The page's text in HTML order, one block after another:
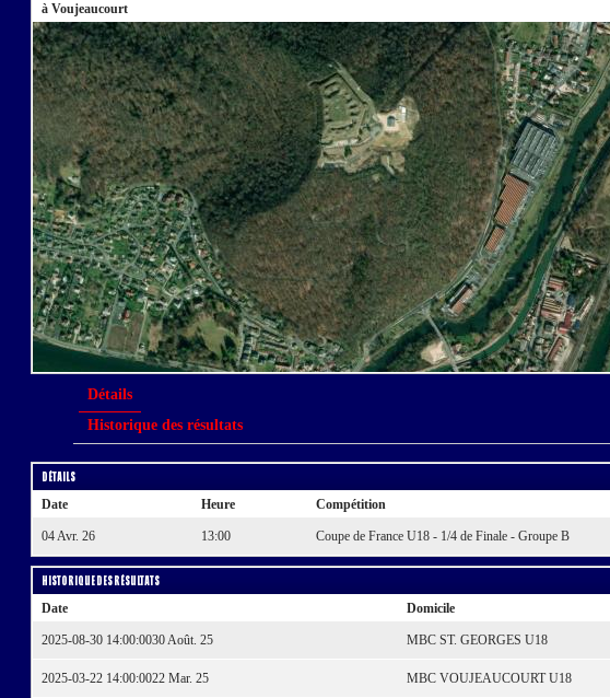
à Voujeaucourt
Détails
Historique des résultats
Détails
Date Heure Compétition
04 Avr. 26 13:00 Coupe de France U18 - 1/4 de Finale - Groupe B
Historique des résultats
Date Domicile
2025-08-30 14:00:0030 Août. 25 MBC ST. GEORGES U18
2025-03-22 14:00:0022 Mar. 25 MBC VOUJEAUCOURT U18